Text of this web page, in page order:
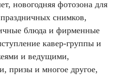
новогодняя фотозона для
снимков,
блюда и фирменные
кавер-группы и
и ведущими,
призы и многое другое,